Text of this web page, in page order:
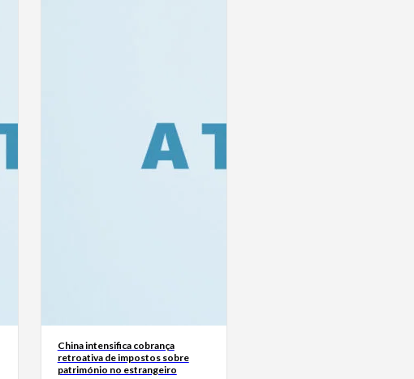
China intensifica cobrança
retroativa de impostos sobre
património no estrangeiro